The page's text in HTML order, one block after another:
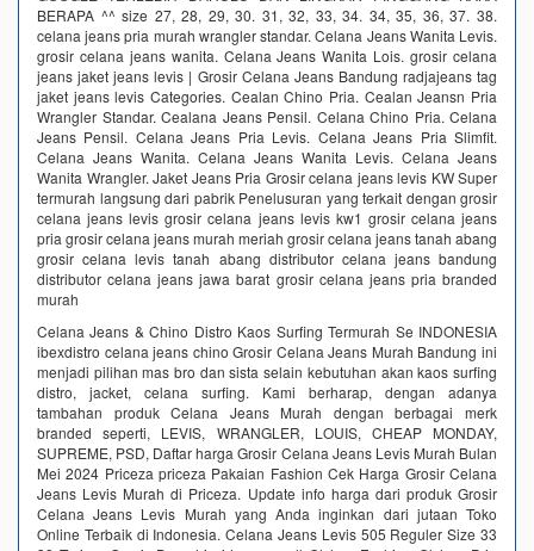
BERAPA ^^ size 27, 28, 29, 30. 31, 32, 33, 34. 34, 35, 36, 37. 38.
celana jeans pria murah wrangler standar. Celana Jeans Wanita Levis.
grosir celana jeans wanita. Celana Jeans Wanita Lois. grosir celana
jeans jaket jeans levis | Grosir Celana Jeans Bandung radjajeans tag
jaket jeans levis Categories. Cealan Chino Pria. Cealan Jeansn Pria
Wrangler Standar. Cealana Jeans Pensil. Celana Chino Pria. Celana
Jeans Pensil. Celana Jeans Pria Levis. Celana Jeans Pria Slimfit.
Celana Jeans Wanita. Celana Jeans Wanita Levis. Celana Jeans
Wanita Wrangler. Jaket Jeans Pria Grosir celana jeans levis KW Super
termurah langsung dari pabrik‎ Penelusuran yang terkait dengan grosir
celana jeans levis grosir celana jeans levis kw1 grosir celana jeans
pria grosir celana jeans murah meriah grosir celana jeans tanah abang
grosir celana levis tanah abang distributor celana jeans bandung
distributor celana jeans jawa barat grosir celana jeans pria branded
murah
Celana Jeans & Chino Distro Kaos Surfing Termurah Se INDONESIA
ibexdistro celana jeans chino Grosir Celana Jeans Murah Bandung ini
menjadi pilihan mas bro dan sista selain kebutuhan akan kaos surfing
distro, jacket, celana surfing. Kami berharap, dengan adanya
tambahan produk Celana Jeans Murah dengan berbagai merk
branded seperti, LEVIS, WRANGLER, LOUIS, CHEAP MONDAY,
SUPREME, PSD, Daftar harga Grosir Celana Jeans Levis Murah Bulan
Mei 2024 Priceza priceza Pakaian Fashion Cek Harga Grosir Celana
Jeans Levis Murah di Priceza. Update info harga dari produk Grosir
Celana Jeans Levis Murah yang Anda inginkan dari jutaan Toko
Online Terbaik di Indonesia. Celana Jeans Levis 505 Reguler Size 33